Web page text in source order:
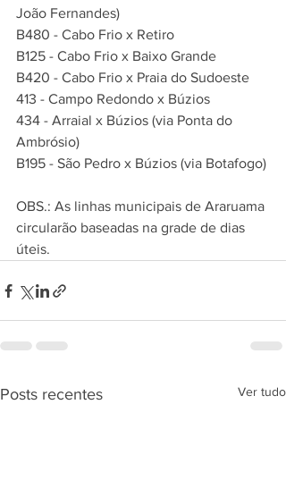
João Fernandes)
B480 - Cabo Frio x Retiro
B125 - Cabo Frio x Baixo Grande
B420 - Cabo Frio x Praia do Sudoeste
413 - Campo Redondo x Búzios
434 - Arraial x Búzios (via Ponta do
Ambrósio)
B195 - São Pedro x Búzios (via Botafogo)
OBS.: As linhas municipais de Araruama
circularão baseadas na grade de dias
úteis.
Posts recentes Ver tudo